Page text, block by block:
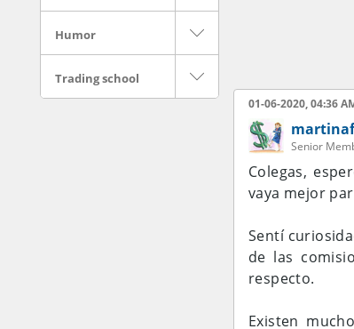
Humor
Trading school
01-06-2020, 04:36
Senior
Colegas,
vaya mejor
Sentí
de las
respecto.
Existen